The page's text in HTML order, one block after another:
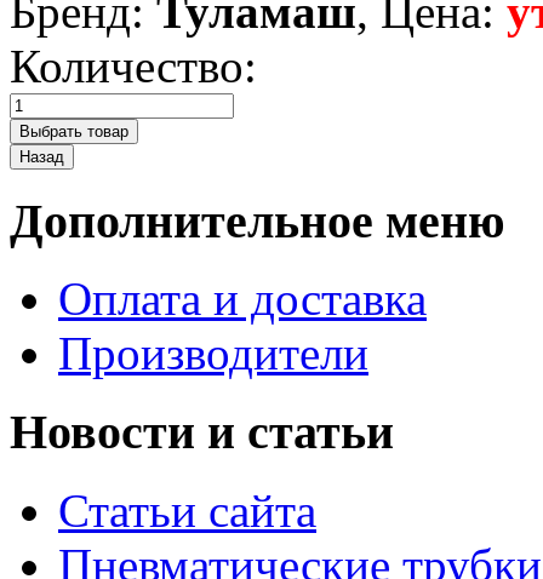
Бренд: Туламаш, Цена:
Количество:
Дополнительное меню
Оплата и доставка
Производители
Новости и статьи
Статьи сайта
Пневматические трубки